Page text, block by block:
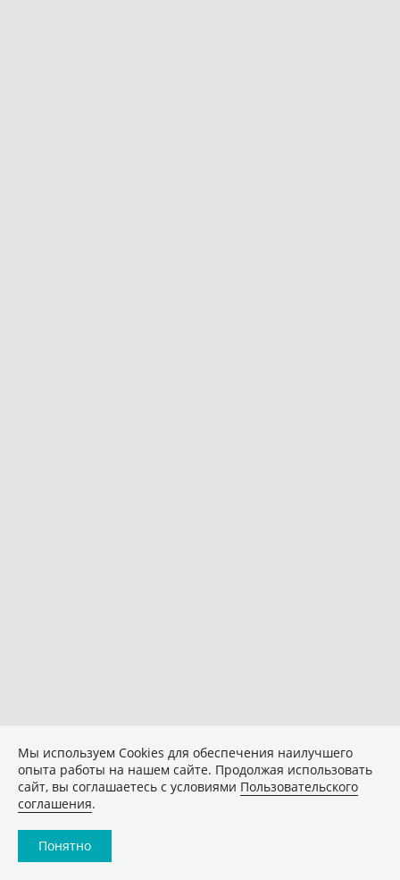
Мы используем Сookies для обеспечения наилучшего
опыта работы на нашем сайте. Продолжая использовать
сайт, вы соглашаетесь с условиями Пользовательского
соглашения.
Понятно